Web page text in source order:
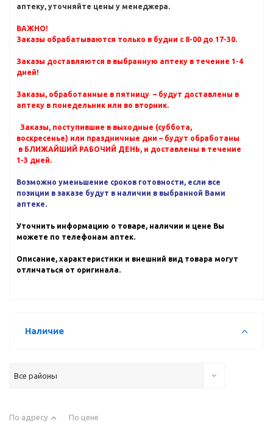
аптеку, уточняйте цены у менеджера.
ВАЖНО!
Заказы обрабатываются только в будни с 8-00 до 17-30.
Заказы доставляются в выбранную аптеку в течение 1-4
дней!
Заказы, обработанные в пятницу – будут доставлены в
аптеку в понедельник или во вторник.
Заказы, поступившие в выходные (суббота,
воскресенье) или праздничные дни – будут обработаны
в БЛИЖАЙШИЙ РАБОЧИЙ ДЕНЬ, и доставлены в течение
1-3 дней.
Возможно уменьшение сроков готовности, если все
позиции в заказе будут в наличии в выбранной Вами
аптеке.
Уточнить информацию о товаре, наличии и цене Вы
можете по телефонам аптек.
Описание, характеристики и внешний вид товара могут
отличаться от оригинала.
Наличие
Все районы
По адресу По цене